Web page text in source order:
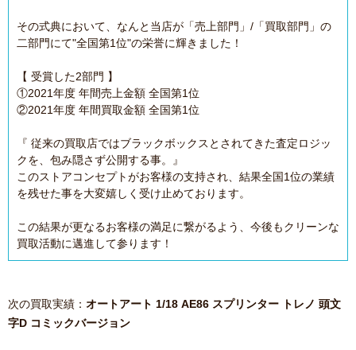
その式典において、なんと当店が「売上部門」/「買取部門」の
二部門にて"全国第1位"の栄誉に輝きました！
【 受賞した2部門 】
①2021年度 年間売上金額 全国第1位
②2021年度 年間買取金額 全国第1位
『 従来の買取店ではブラックボックスとされてきた査定ロジッ
クを、包み隠さず公開する事。』
このストアコンセプトがお客様の支持され、結果全国1位の業績
を残せた事を大変嬉しく受け止めております。
この結果が更なるお客様の満足に繋がるよう、今後もクリーンな
買取活動に邁進して参ります！
次の買取実績： オートアート 1/18 AE86 スプリンター トレノ 頭文
字D コミックバージョン